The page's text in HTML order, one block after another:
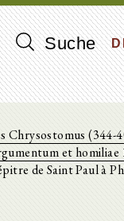
Suche
Chrysostomus (344-
et
de Saint Paul à